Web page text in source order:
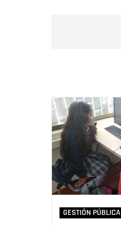
GESTIÓN PÚBLICA